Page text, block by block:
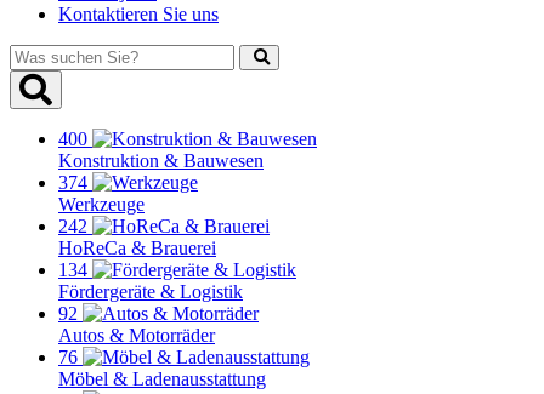
Kontaktieren Sie uns
Was
suchen
Sie?
400
Konstruktion & Bauwesen
374
Werkzeuge
242
HoReCa & Brauerei
134
Fördergeräte & Logistik
92
Autos & Motorräder
76
Möbel & Ladenausstattung